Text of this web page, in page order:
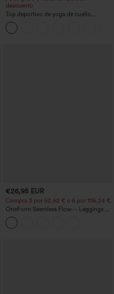
descuento
Top deportivo de yoga de cuello
redondo y manga corta, con fruncidos y
tacto fresco - UPF50+
€26,95 EUR
Compra 3 por 52,62 € o 6 por 105,24 €.
OneForm Seamless Flow – Leggings de
yoga sin costuras, tiro medio, control de
abdomen y realce de glúteos